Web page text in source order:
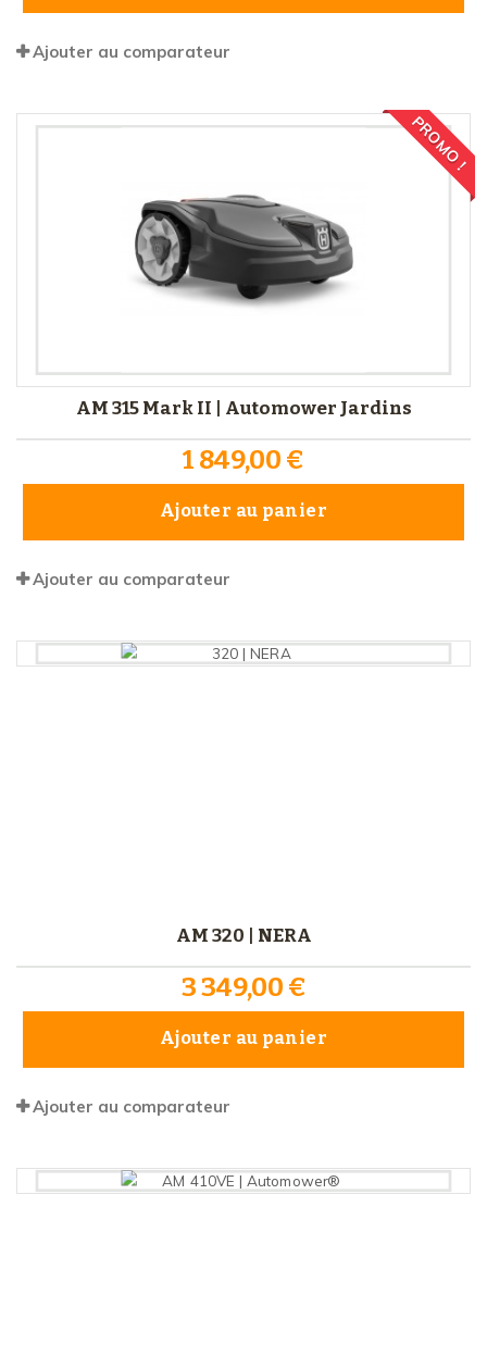
Ajouter au comparateur
PROMO !
AM 315 Mark II | Automower Jardins
1 849,00 €
Ajouter au panier
Ajouter au comparateur
AM 320 | NERA
3 349,00 €
Ajouter au panier
Ajouter au comparateur